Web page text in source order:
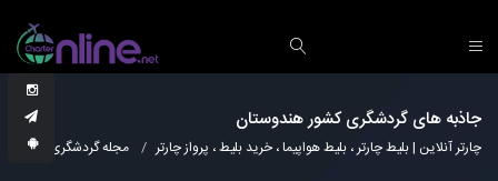
جاذبه های گردشگری کشور هندوستان
چارتر آنلاین | بلیط چارتر ، بلیط هواپیما ، خرید بلیط ، پرواز چارتر مجله گردشگری